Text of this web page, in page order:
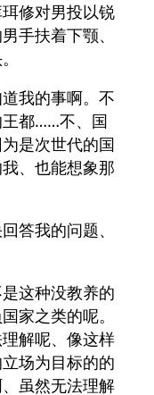
修对男投以锐
手扶着下颚、
我的事啊。不
王都……不、国
是次世代的国
、也能想象那
答我的问题、
这种没教养的
家之类的呢。
解呢、像这样
场为目标的的
虽然无法理解